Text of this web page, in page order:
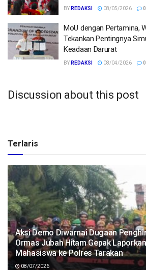
BY REDAKSI 08/05/2026 0
MoU dengan Pertamina,
Tekankan Pentingnya
Keadaan Darurat
BY REDAKSI 08/04/2026 0
Discussion about this post
Terlaris
Aksi Demo Diwarnai Dugaan
Ormas Jubah Hitam Gepak
Mahasiswa ke Polres Tarakan
08/07/2026